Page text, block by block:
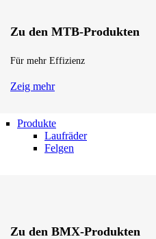
Zu den MTB-Produkten
Für mehr Effizienz
Zeig mehr
Produkte
Laufräder
Felgen
Zu den BMX-Produkten
geben ein
andrenalin wheels …
1 Kommentar